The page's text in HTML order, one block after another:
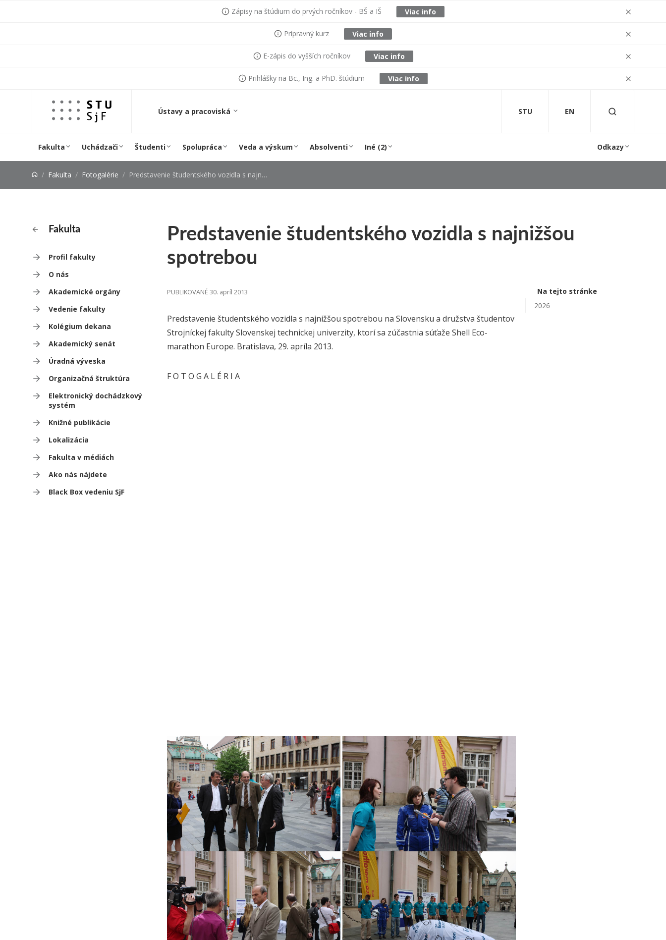
Zápisy na štúdium do prvých ročníkov - BŠ a IŠ Viac info
Prípravný kurz Viac info
E-zápis do vyšších ročníkov Viac info
Prihlášky na Bc., Ing. a PhD. štúdium Viac info
Ústavy a pracoviská STU EN
Fakulta Uchádzači Študenti Spolupráca Veda a výskum Absolventi Iné (2) Odkazy
Fakulta Fotogalérie Predstavenie študentského vozidla s najnižšou spotrebou
Fakulta
Profil fakulty
O nás
Akademické orgány
Vedenie fakulty
Kolégium dekana
Akademický senát
Úradná výveska
Organizačná štruktúra
Elektronický dochádzkový
systém
Knižné publikácie
Lokalizácia
Fakulta v médiách
Ako nás nájdete
Black Box vedeniu SjF
Predstavenie študentského vozidla s najnižšou
spotrebou
Na tejto stránke
2026
PUBLIKOVANÉ 30. apríl 2013
Predstavenie študentského vozidla s najnižšou spotrebou na Slovensku a družstva študentov
Strojníckej fakulty Slovenskej technickej univerzity, ktorí sa zúčastnia súťaže Shell Eco-
marathon Europe. Bratislava, 29. apríla 2013.
F O T O G A L É R I A